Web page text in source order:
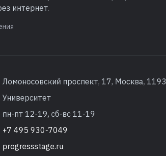
интернет.
Ломоносовский проспект, 17, Москва,
Университет
пн-пт 12-19, сб-вс 11-19
+7 495 930-7049
progressstage.ru